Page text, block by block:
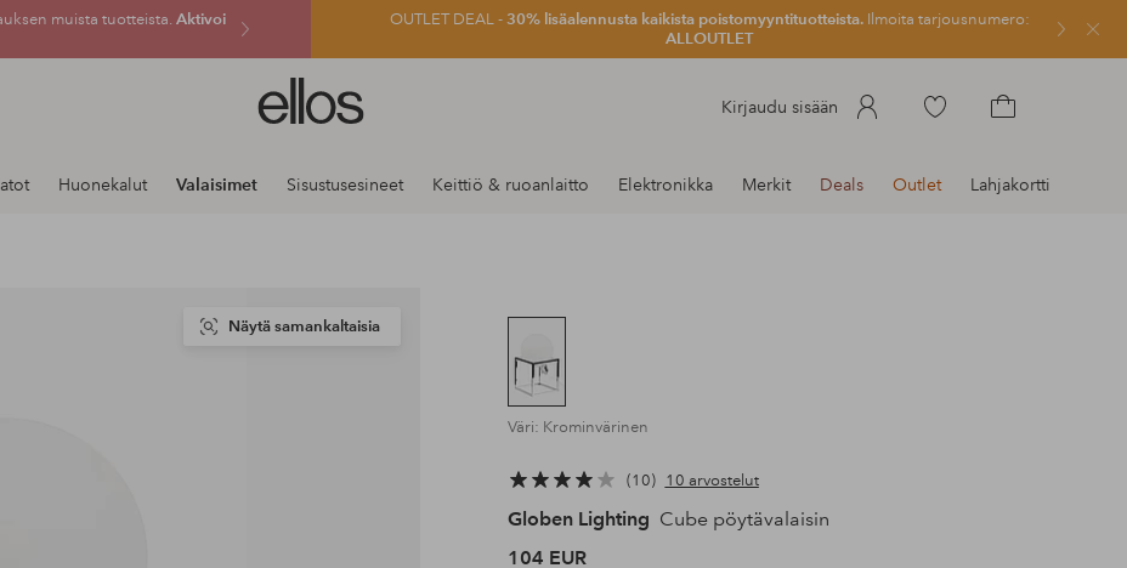
muista tuotteista. Aktivoi
OUTLET DEAL -30% lisäalennusta kaikista poistomyyntituotteista.Ilmoita tarjousnumero:
ALLOUTLET
Sulje
Ellos-
logo
siirry
Kirjaudu sisään
Siirry
Huonekalut Valaisimet Sisustusesineet Keittiö & ruoanlaitto Elektronikka Merkit Deals Outlet Lahjakortti
Näytä samankaltaisia
Väri: Krominvärinen
10 10 arvostelut
Globen Lighting Cube pöytävalaisin
104 EUR